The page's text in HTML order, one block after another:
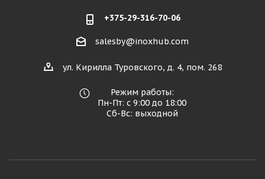
+375-29-316-70-06
salesby@inoxhub.com
ул. Кирилла Туровского, д. 4, пом. 268
Режим работы:
Пн-Пт: с 9:00 до 18:00
Сб-Вс: выходной